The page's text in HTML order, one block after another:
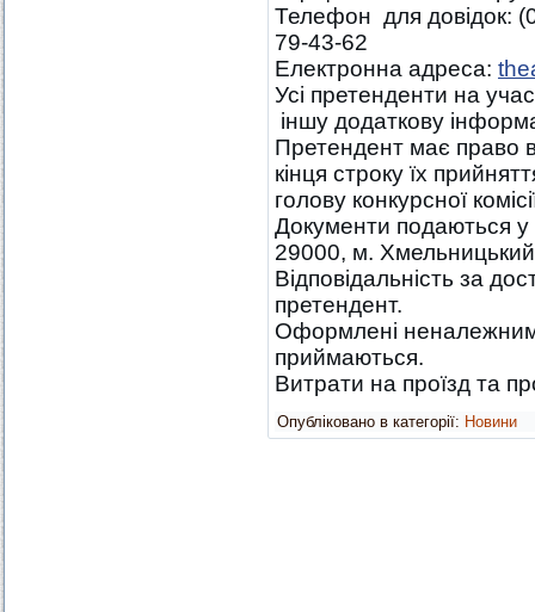
Телефон для довідок:
79-43-62
Електронна адреса:
Усі претенденти на
іншу додаткову
Претендент має право
кінця строку їх
голову конкурсної
Документи подаються у
29000, м.
Відповідальність за
претендент.
Оформлені
приймаються.
Витрати на проїзд та
Опубліковано в категорії: Новини